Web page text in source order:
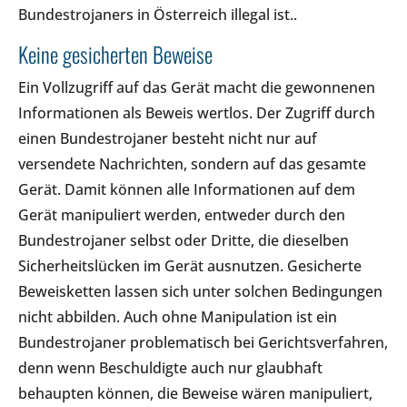
Bundestrojaners in Österreich illegal ist..
Keine gesicherten Beweise
Ein Vollzugriff auf das Gerät macht die gewonnenen
Informationen als Beweis wertlos. Der Zugriff durch
einen Bundestrojaner besteht nicht nur auf
versendete Nachrichten, sondern auf das gesamte
Gerät. Damit können alle Informationen auf dem
Gerät manipuliert werden, entweder durch den
Bundestrojaner selbst oder Dritte, die dieselben
Sicherheitslücken im Gerät ausnutzen. Gesicherte
Beweisketten lassen sich unter solchen Bedingungen
nicht abbilden. Auch ohne Manipulation ist ein
Bundestrojaner problematisch bei Gerichtsverfahren,
denn wenn Beschuldigte auch nur glaubhaft
behaupten können, die Beweise wären manipuliert,